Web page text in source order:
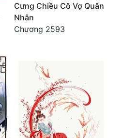
Cưng Chiều Cô Vợ Quân
Nhân
Chương 2593